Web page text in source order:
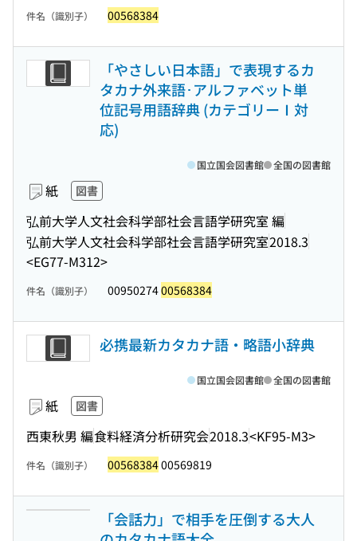
件名（識別子） 00568384
「やさしい日本語」で表現するカ
タカナ外来語･アルファベット単
位記号用語辞典 (カテゴリーⅠ対
応)
紙 図書
弘前大学人文社会科学部社会言語学研究室 編
弘前大学人文社会科学部社会言語学研究室2018.3
<EG77-M312>
国立国会図書館 全国の図書館
件名（識別子） 0095027400568384
必携最新カタカナ語・略語小辞典
紙 図書
西東秋男 編食料経済分析研究会2018.3<KF95-M3>
国立国会図書館 全国の図書館
件名（識別子） 0056838400569819
「会話力」で相手を圧倒する大人